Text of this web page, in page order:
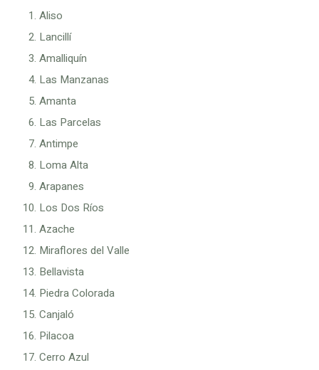
Aliso
Lancillí
Amalliquín
Las Manzanas
Amanta
Las Parcelas
Antimpe
Loma Alta
Arapanes
Los Dos Ríos
Azache
Miraflores del Valle
Bellavista
Piedra Colorada
Canjaló
Pilacoa
Cerro Azul